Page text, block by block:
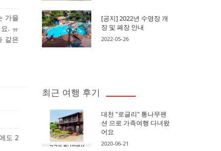
가을
. ㅠ
같은
도 2
[공지] 2022년 수영장 개
장 및 폐장 안내
2022-05-26
최근 여행 후기
대천 "로글리" 통나무펜
션 으로 가족여행 다녀왔
어요
2020-06-21